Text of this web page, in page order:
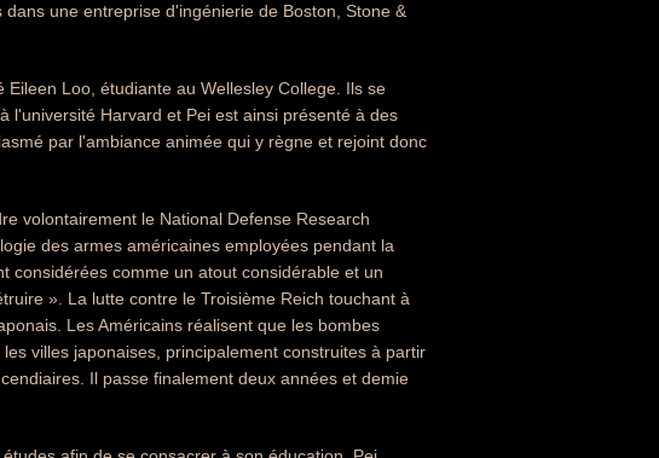
une entreprise d'ingénierie de Boston, Stone &
Loo, étudiante au Wellesley College. Ils se
l'université Harvard et Pei est ainsi présenté à des
par l'ambiance animée qui y règne et rejoint donc
volontairement le National Defense Research
des armes américaines employées pendant la
considérées comme un atout considérable et un
». La lutte contre le Troisième Reich touchant à
Les Américains réalisent que les bombes
villes japonaises, principalement construites à partir
Il passe finalement deux années et demie